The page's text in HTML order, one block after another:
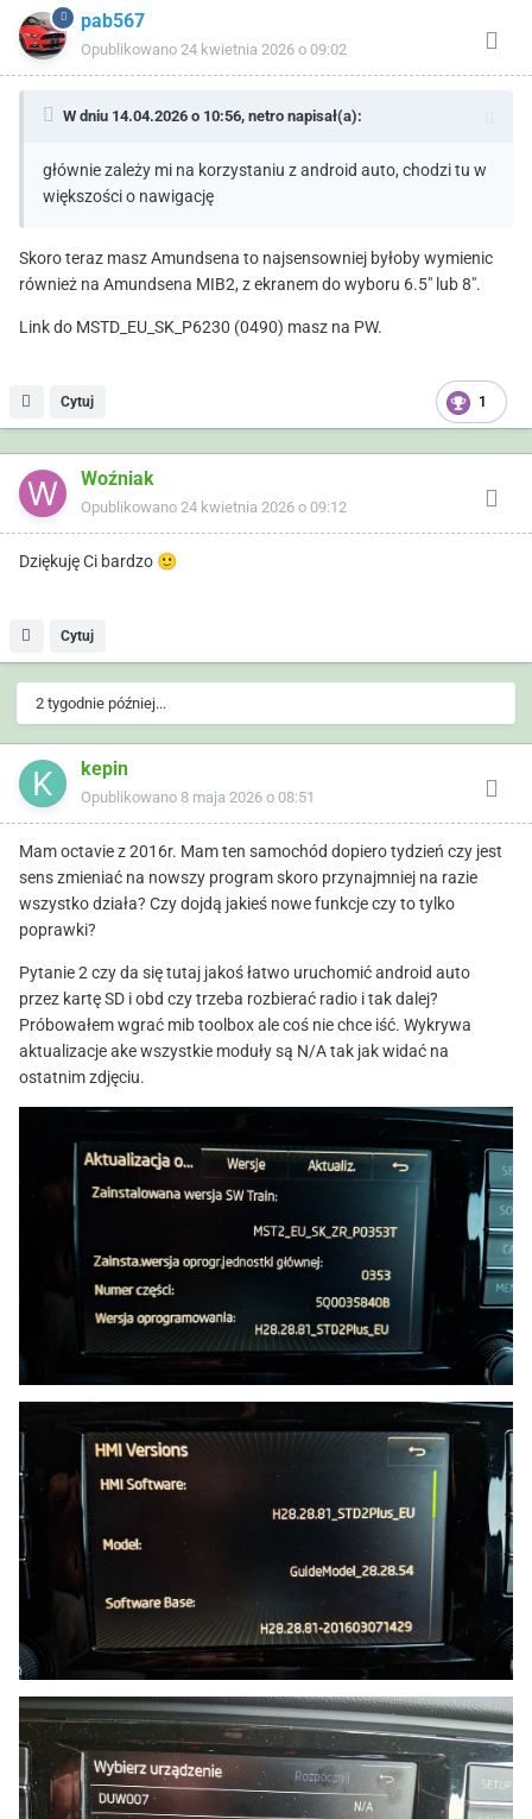
pab567
Opublikowano 24 kwietnia 2026 o 09:02
W dniu 14.04.2026 o 10:56, netro napisał(a):
głównie zależy mi na korzystaniu z android auto, chodzi tu w
większości o nawigację
Skoro teraz masz Amundsena to najsensowniej byłoby wymienic
również na Amundsena MIB2, z ekranem do wyboru 6.5" lub 8".
Link do MSTD_EU_SK_P6230 (0490) masz na PW.
1
Cytuj
Woźniak
Opublikowano 24 kwietnia 2026 o 09:12
Dziękuję Ci bardzo 🙂
Cytuj
2 tygodnie później...
kepin
Opublikowano 8 maja 2026 o 08:51
Mam octavie z 2016r. Mam ten samochód dopiero tydzień czy jest
sens zmieniać na nowszy program skoro przynajmniej na razie
wszystko działa? Czy dojdą jakieś nowe funkcje czy to tylko
poprawki?
Pytanie 2 czy da się tutaj jakoś łatwo uruchomić android auto
przez kartę SD i obd czy trzeba rozbierać radio i tak dalej?
Próbowałem wgrać mib toolbox ale coś nie chce iść. Wykrywa
aktualizacje ake wszystkie moduły są N/A tak jak widać na
ostatnim zdjęciu.